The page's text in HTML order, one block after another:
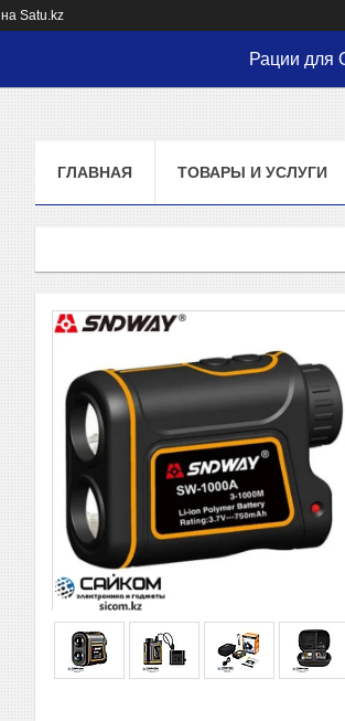
на Satu.kz
Рации для
ГЛАВНАЯ ТОВАРЫ И УСЛУГИ